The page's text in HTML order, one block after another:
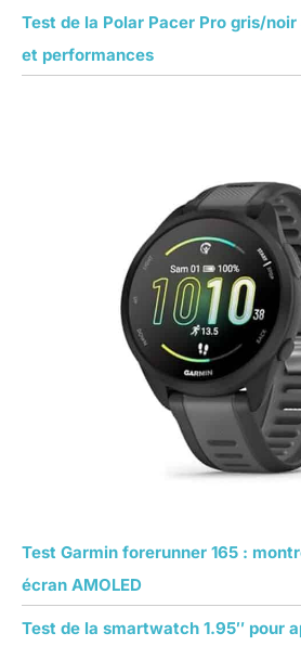
secteur. Une tranquillité d'esprit
aucun risque.
Test de la Polar Pacer Pro gris/
et performances
Test Garmin forerunner 165 :
écran AMOLED
Test de la smartwatch 1.95″ pour